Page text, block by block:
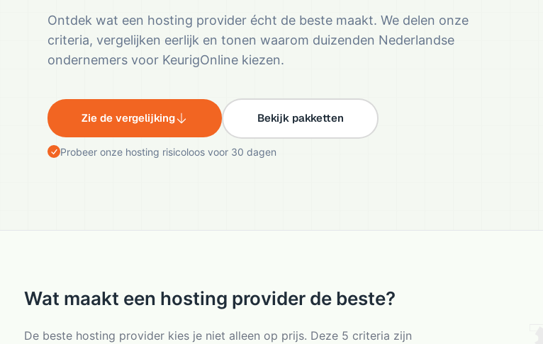
Ontdek wat een hosting provider écht de beste maakt. We delen onze
criteria, vergelijken eerlijk en tonen waarom duizenden Nederlandse
ondernemers voor KeurigOnline kiezen.
Zie de vergelijking Bekijk pakketten
Probeer onze hosting risicoloos voor 30 dagen
Wat maakt een hosting provider de beste?
De beste hosting provider kies je niet alleen op prijs. Deze 5 criteria zijn